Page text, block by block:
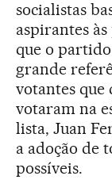
socialistas
aspirantes
que o
grande
votantes que
votaram na
lista, Juan
a adoção de
possíveis.